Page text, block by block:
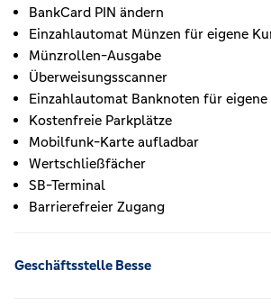
BankCard PIN ändern
Einzahlautomat Münzen für eigene
Münzrollen-Ausgabe
Überweisungsscanner
Einzahlautomat Banknoten für eigene
Kostenfreie Parkplätze
Mobilfunk-Karte aufladbar
Wertschließfächer
SB-Terminal
Barrierefreier Zugang
Geschäftsstelle Besse